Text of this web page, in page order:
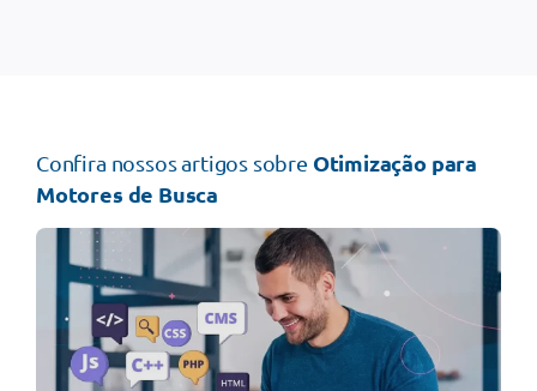
Confira nossos artigos sobre Otimização para
Motores de Busca